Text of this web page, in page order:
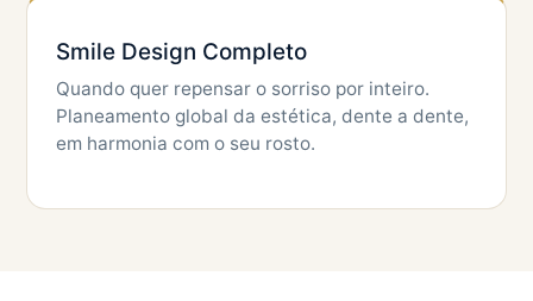
Smile Design Completo
Quando quer repensar o sorriso por inteiro.
Planeamento global da estética, dente a dente,
em harmonia com o seu rosto.